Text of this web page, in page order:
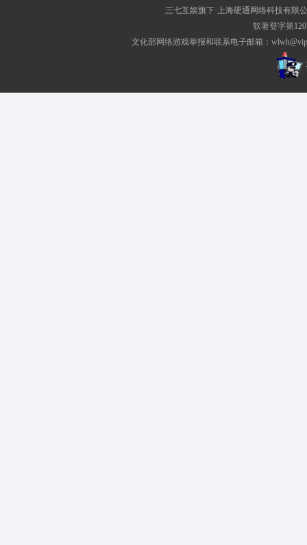
三七互娱旗下·上海硬通网络科技有限
软著登字第
文化部网络游戏举报和联系电子邮箱：